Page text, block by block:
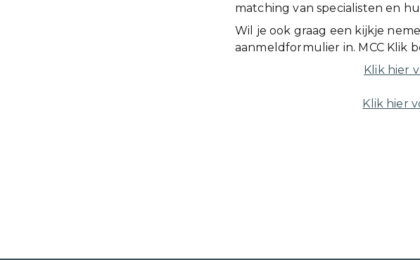
matching van specialisten en
Wil je ook graag een kijkje
aanmeldformulier in. MCC Klik
Klik hier
Klik hier